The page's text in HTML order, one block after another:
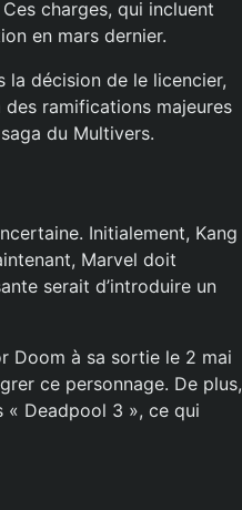
charges, qui incluent
en mars dernier.
la décision de le licencier,
ramifications majeures
du Multivers.
Initialement, Kang
Marvel doit
serait d’introduire un
Doom à sa sortie le 2 mai
ce personnage. De plus,
« Deadpool 3 », ce qui